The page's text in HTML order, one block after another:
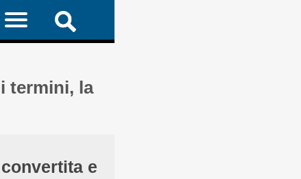
termini, la
e